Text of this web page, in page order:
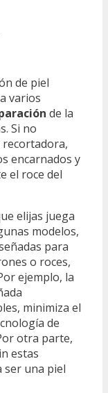
de piel
varios
de la
Si no
recortadora,
encarnados y
el roce del
elijas juega
modelos,
para
o roces,
ejemplo, la
minimiza el
de
otra parte,
estas
ser una piel